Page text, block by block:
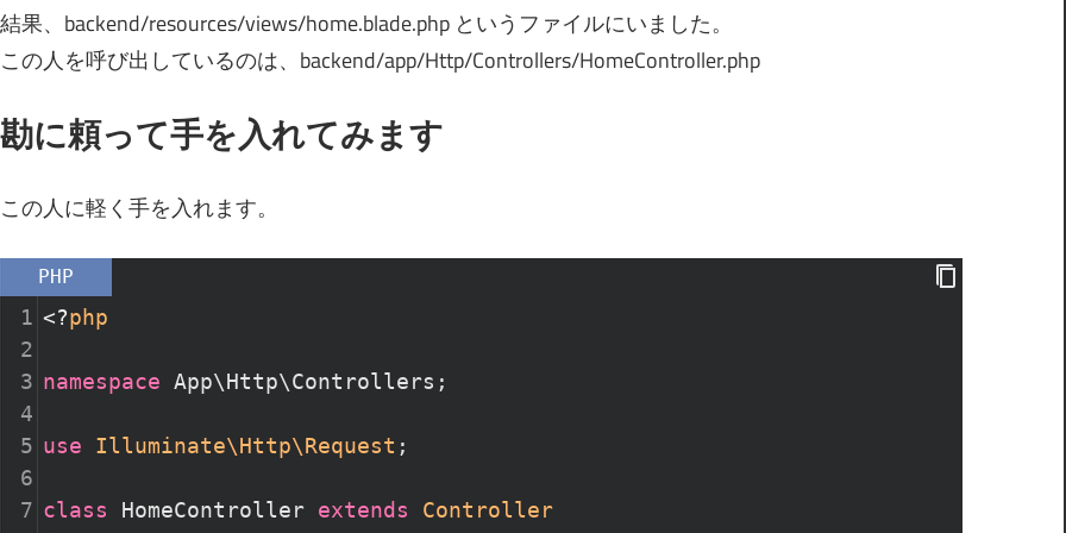
結果、backend/resources/views/home.blade.php というファイルにいました。
この人を呼び出しているのは、backend/app/Http/Controllers/HomeController.php
勘に頼って手を入れてみます
この人に軽く手を入れます。
PHP
1 <?php
2
3 namespace App\Http\Controllers ;
4
5 use Illuminate\Http\Request ;
6
7 class HomeController extends
Controller